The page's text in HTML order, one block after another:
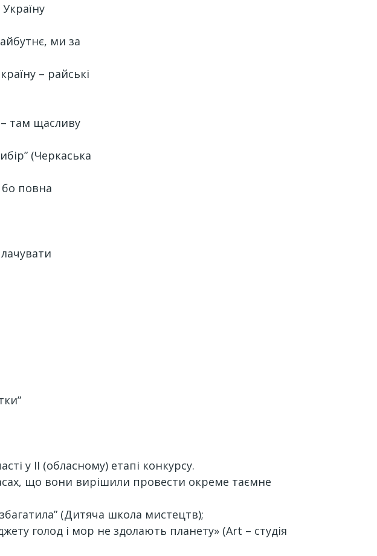
ми за
– райські
там щасливу
(Черкаська
бо повна
у ІІ (обласному) етапі конкурсу.
що вони вирішили провести окреме таємне
(Дитяча школа мистецтв);
голод і мор не здолають планету» (Art – студія